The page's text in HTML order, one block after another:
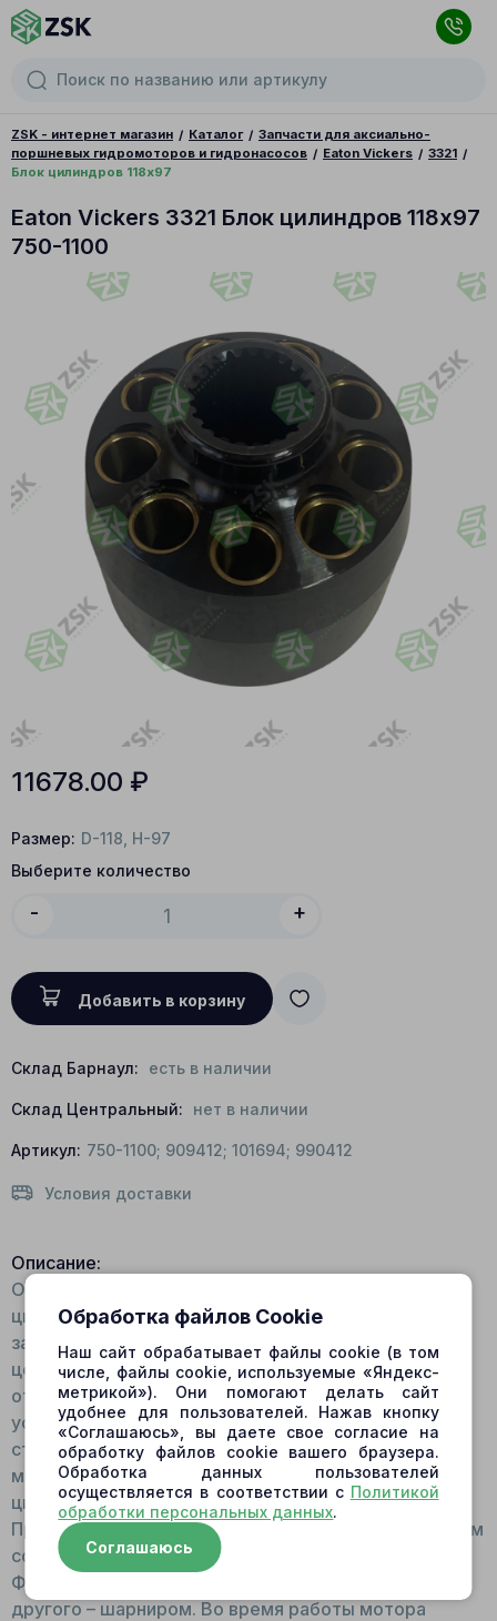
ZSK - интернет магазин Каталог
Запчасти для аксиально-
поршневых гидромоторов и гидронасосов
Eaton Vickers
3321
Блок цилиндров 118x97
Eaton Vickers 3321 Блок цилиндров 118x97
750-1100
11678.00 ₽
Размер: D-118, H-97
Выберите количество
- +
Добавить в корзину
Склад Барнаул: есть в наличии
Склад Центральный: нет в наличии
Артикул: 750-1100; 909412; 101694; 990412
Условия доставки
Описание:
Общий вид: Монолитная конструкция группы
цилиндров. Количество посадочных мест в блоке
зависит от модели гидромотора/гидронасоса. В
центре конструкции расположено сквозное
отверстие со шлицами. Внутри блока
устанавливаются пружина, упорное кольцо,
стопорное кольцо. На торце имеется посадочное
место для шарнира. Для изготовления блока
цилиндров используется высокопрочная сталь.
Принцип работы: Устанавливается на валу шлицевым
соединением, в цилиндры помещаются поршни.
Фиксируется с одного торца плитой скольжения, с
другого – шарниром. Во время работы мотора
Обработка файлов Cookie
Наш сайт обрабатывает файлы cookie (в том
числе, файлы cookie, используемые «Яндекс-
метрикой»). Они помогают делать сайт
удобнее для пользователей. Нажав кнопку
«Соглашаюсь», вы даете свое согласие на
обработку файлов cookie вашего браузера.
Обработка данных пользователей
осуществляется в соответствии с Политикой
обработки персональных данных.
Соглашаюсь